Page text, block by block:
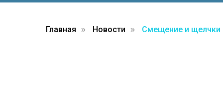
Главная » Новости » Смещение и щелчки